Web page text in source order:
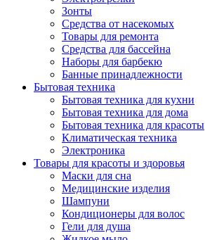
Зонты
Средства от насекомых
Товары для ремонта
Средства для бассейна
Наборы для барбекю
Банные принадлежности
Бытовая техника
Бытовая техника для кухни
Бытовая техника для дома
Бытовая техника для красоты
Климатическая техника
Электроника
Товары для красоты и здоровья
Маски для сна
Медицинские изделия
Шампуни
Кондиционеры для волос
Гели для душа